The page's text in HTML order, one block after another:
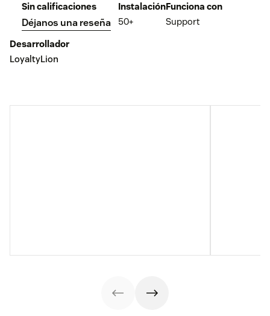
Sin calificaciones
Déjanos una reseña
Instalación
50+
Funciona con
Support
Desarrollador
LoyaltyLion